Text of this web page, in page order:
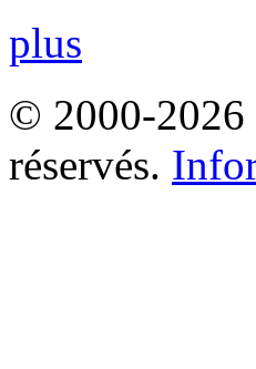
plus
© 2000-2026
réservés.